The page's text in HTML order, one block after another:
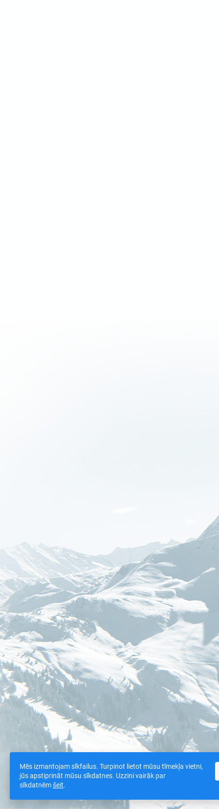
Mēs izmantojam sīkfailus. Turpinot lietot mūsu tīmekļa vietni,
jūs apstiprināt mūsu sīkdatnes. Uzzini vairāk par
sīkdatnēmšeit.